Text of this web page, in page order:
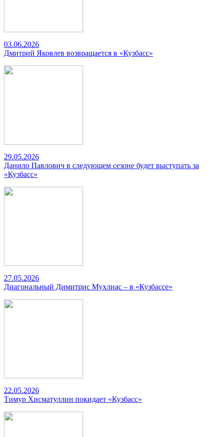
03.06.2026
Дмитрий Яковлев возвращается в «Кузбасс»
29.05.2026
Данило Павлович в следующем сезоне будет выступать за
«Кузбасс»
27.05.2026
Диагональный Димитрис Мухлиас – в «Кузбассе»
22.05.2026
Тимур Хисматуллин покидает «Кузбасс»